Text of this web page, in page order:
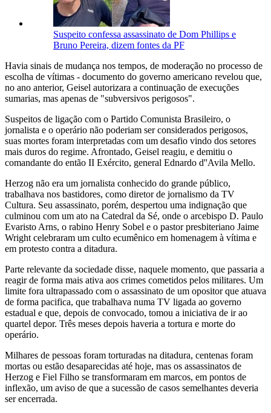
Suspeito confessa assassinato de Dom Phillips e
Bruno Pereira, dizem fontes da PF
Havia sinais de mudança nos tempos, de moderação no processo de
escolha de vítimas - documento do governo americano revelou que,
no ano anterior, Geisel autorizara a continuação de execuções
sumarias, mas apenas de "subversivos perigosos".
Suspeitos de ligação com o Partido Comunista Brasileiro, o
jornalista e o operário não poderiam ser considerados perigosos,
suas mortes foram interpretadas com um desafio vindo dos setores
mais duros do regime. Afrontado, Geisel reagiu, e demitiu o
comandante do então II Exército, general Ednardo d''Avila Mello.
Herzog não era um jornalista conhecido do grande público,
trabalhava nos bastidores, como diretor de jornalismo da TV
Cultura. Seu assassinato, porém, despertou uma indignação que
culminou com um ato na Catedral da Sé, onde o arcebispo D. Paulo
Evaristo Arns, o rabino Henry Sobel e o pastor presbiteriano Jaime
Wright celebraram um culto ecumênico em homenagem à vítima e
em protesto contra a ditadura.
Parte relevante da sociedade disse, naquele momento, que passaria a
reagir de forma mais ativa aos crimes cometidos pelos militares. Um
limite fora ultrapassado com o assassinato de um opositor que atuava
de forma pacifica, que trabalhava numa TV ligada ao governo
estadual e que, depois de convocado, tomou a iniciativa de ir ao
quartel depor. Três meses depois haveria a tortura e morte do
operário.
Milhares de pessoas foram torturadas na ditadura, centenas foram
mortas ou estão desaparecidas até hoje, mas os assassinatos de
Herzog e Fiel Filho se transformaram em marcos, em pontos de
inflexão, um aviso de que a sucessão de casos semelhantes deveria
ser encerrada.